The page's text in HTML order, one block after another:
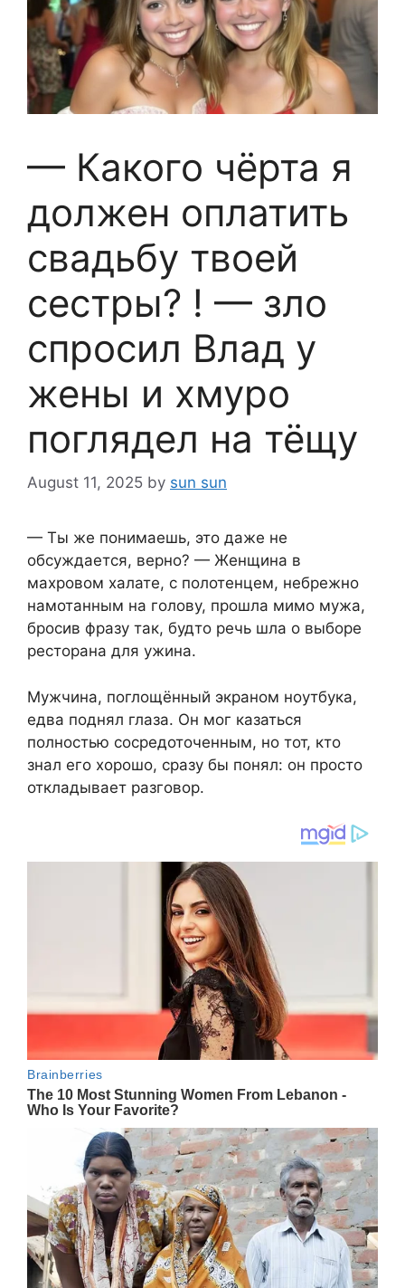
— Какого чёрта я
должен оплатить
свадьбу твоей
сестры? ! — зло
спросил Влад у
жены и хмуро
поглядел на тёщу
August 11, 2025 by sun sun
— Ты же понимаешь, это даже не
обсуждается, верно? — Женщина в
махровом халате, с полотенцем, небрежно
намотанным на голову, прошла мимо мужа,
бросив фразу так, будто речь шла о выборе
ресторана для ужина.
Мужчина, поглощённый экраном ноутбука,
едва поднял глаза. Он мог казаться
полностью сосредоточенным, но тот, кто
знал его хорошо, сразу бы понял: он просто
откладывает разговор.